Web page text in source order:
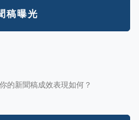
稿曝光
的新聞稿成效表現如何？